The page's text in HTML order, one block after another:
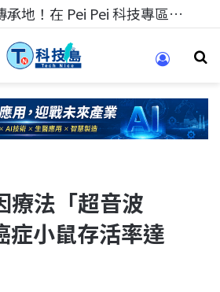
科技人的經驗傳承地！在 Pei Pei 科技專區，與學弟妹交流最硬核的技術
療法「超音波
症小鼠存活率達